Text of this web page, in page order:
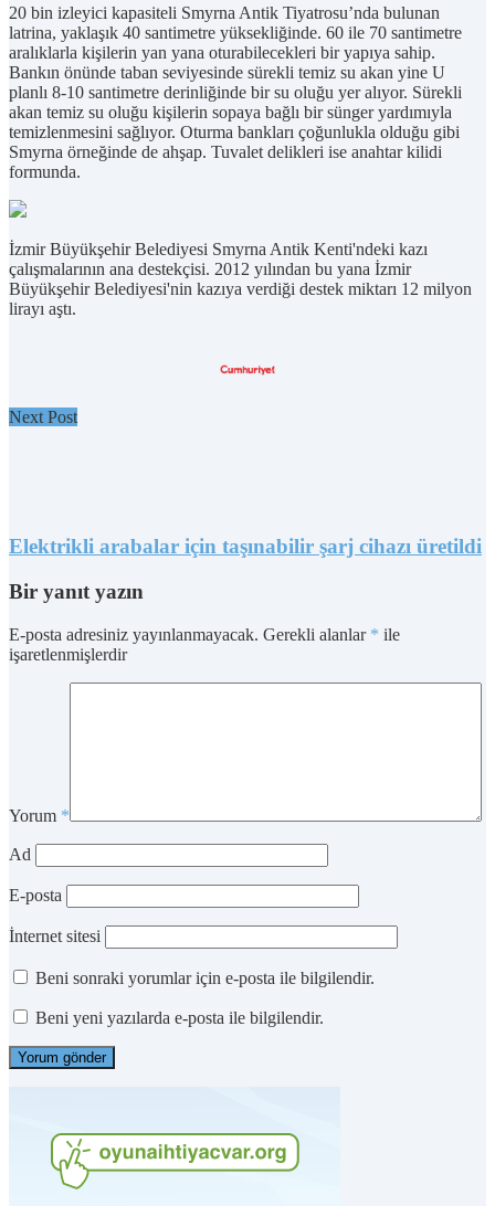
20 bin izleyici kapasiteli Smyrna Antik Tiyatrosu’nda bulunan
latrina, yaklaşık 40 santimetre yüksekliğinde. 60 ile 70 santimetre
aralıklarla kişilerin yan yana oturabilecekleri bir yapıya sahip.
Bankın önünde taban seviyesinde sürekli temiz su akan yine U
planlı 8-10 santimetre derinliğinde bir su oluğu yer alıyor. Sürekli
akan temiz su oluğu kişilerin sopaya bağlı bir sünger yardımıyla
temizlenmesini sağlıyor. Oturma bankları çoğunlukla olduğu gibi
Smyrna örneğinde de ahşap. Tuvalet delikleri ise anahtar kilidi
formunda.
İzmir Büyükşehir Belediyesi Smyrna Antik Kenti'ndeki kazı
çalışmalarının ana destekçisi. 2012 yılından bu yana İzmir
Büyükşehir Belediyesi'nin kazıya verdiği destek miktarı 12 milyon
lirayı aştı.
Next Post
Elektrikli arabalar için taşınabilir şarj cihazı üretildi
Bir yanıt yazın
E-posta adresiniz yayınlanmayacak. Gerekli alanlar * ile
işaretlenmişlerdir
Yorum *
Ad
E-posta
İnternet sitesi
Beni sonraki yorumlar için e-posta ile bilgilendir.
Beni yeni yazılarda e-posta ile bilgilendir.